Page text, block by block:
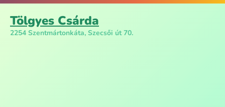
Tölgyes Csárda
2254 Szentmártonkáta, Szecsői út 70.